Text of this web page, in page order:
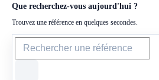
Que recherchez-vous aujourd'hui ?
Trouvez une référence en quelques secondes.